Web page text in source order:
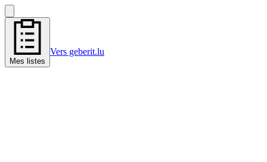
Mes listes
Vers geberit.lu